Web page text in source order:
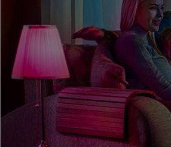
Kaiterra Laser Egg 2+ Chemical
detektor cząstek PM2.5 i TVOC